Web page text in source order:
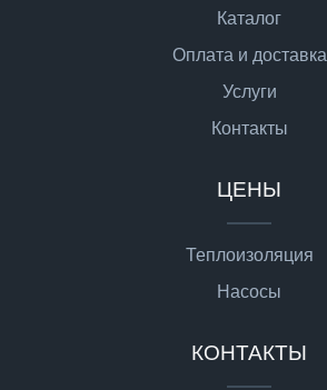
Каталог
Оплата и доставка
Услуги
Контакты
ЦЕНЫ
Теплоизоляция
Насосы
КОНТАКТЫ